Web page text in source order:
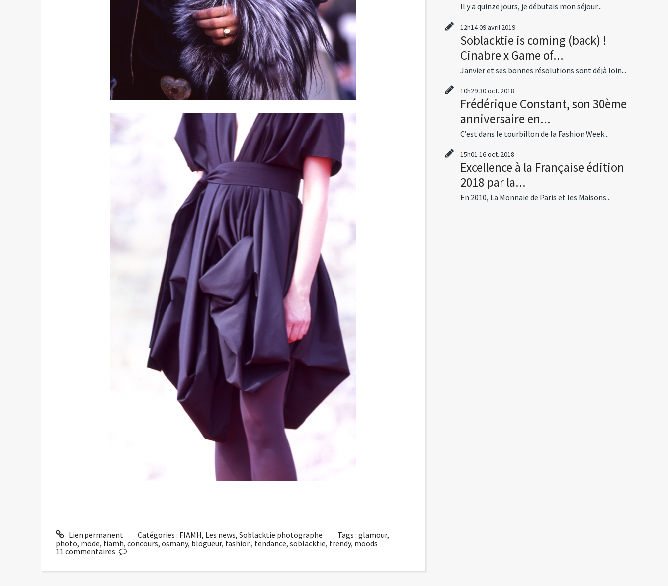
Lien permanent Catégories : FIAMH, Les news,Soblacktie photographe Tags :glamour,
photo, mode, fiamh, concours, osmany, blogueur, fashion, tendance, soblacktie, trendy, moods
11 commentaires
Il y a quinze jours, je débutais mon séjour...
12h1409avril 2019
Soblacktie is coming (back) !
Cinabre x Game of...
Janvier et ses bonnes résolutions sont déjà loin...
10h2930oct. 2018
Frédérique Constant, son 30ème
anniversaire en...
C’est dans le tourbillon de la Fashion Week...
15h01 16oct. 2018
Excellence à la Française édition
2018 par la...
En 2010, La Monnaie de Paris et les Maisons...